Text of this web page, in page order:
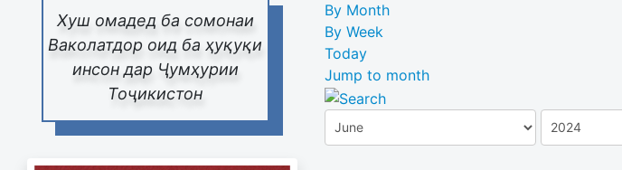
Хуш омадед ба сомонаи
Ваколатдор оид ба ҳуқуқи
инсон дар Ҷумҳурии
Тоҷикистон
By Month
By Week
Today
Jump to month